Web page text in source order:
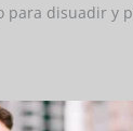
para disuadir y